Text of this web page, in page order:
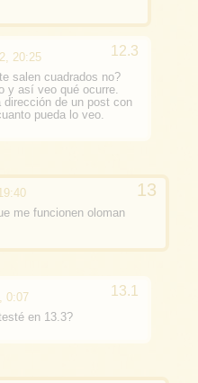
20:25
salen cuadrados no?
y así veo qué ocurre.
dirección de un post con
pueda lo veo.
me funcionen oloman
0:07
en 13.3?